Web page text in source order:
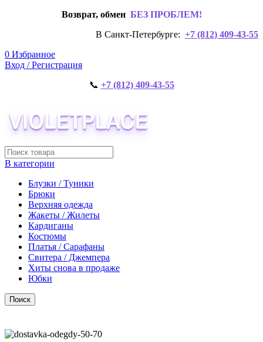
Возврат, обмен БЕЗ ПРОБЛЕМ!
В Санкт-Петербурге: +7 (812) 409-43-55
0 Избранное
Вход / Регистрация
📞 +7 (812) 409-43-55
В категории
Блузки / Туники
Брюки
Верхняя одежда
Жакеты / Жилеты
Кардиганы
Костюмы
Платья / Сарафаны
Свитера / Джемпера
Хиты снова в продаже
Юбки
Поиск